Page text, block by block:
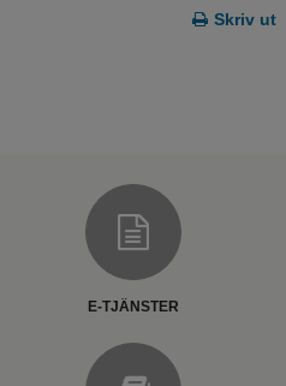
Skriv ut
E-TJÄNSTER